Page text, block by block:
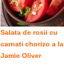
Salata de rosii cu
carnati chorizo a la
Jamie Oliver